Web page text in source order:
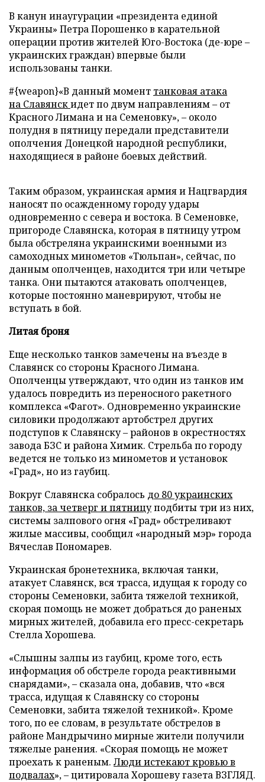
В канун инаугурации «президента единой
Украины» Петра Порошенко в карательной
операции против жителей Юго-Востока (де-юре –
украинских граждан) впервые были
использованы танки.
#{weapon}«В данный момент танковая атака
на Славянскидет по двум направлениям– от
Красного Лимана и на Семеновку»,– около
полудня в пятницу передали представители
ополчения Донецкой народной республики,
находящиеся в районе боевых действий.
Таким образом, украинская армия и Нацгвардия
наносят по осажденному городу удары
одновременно с севера и востока. В Семеновке,
пригороде Славянска, которая в пятницу утром
была обстреляна украинскими военными из
самоходных минометов «Тюльпан», сейчас, по
данным ополченцев, находится три или четыре
танка. Они пытаются атаковать ополченцев,
которые постоянно маневрируют, чтобы не
вступать в бой.
Литая броня
Еще несколько танков замечены на въезде в
Славянск со стороны Красного Лимана.
Ополченцы утверждают, что один из танков им
удалось повредить из переносного ракетного
комплекса «Фагот». Одновременно украинские
силовики продолжают артобстрел других
подступов к Славянску – районов в окрестностях
завода БЗС и района Химик. Стрельба по городу
ведется не только из минометов и установок
«Град», но из гаубиц.
Вокруг Славянска собралось до 80 украинских
танков, за четверг и пятницуподбиты три из них,
системы залпового огня «Град» обстреливают
жилые массивы, сообщил «народный мэр» города
Вячеслав Пономарев.
Украинская бронетехника, включая танки,
атакует Славянск, вся трасса, идущая к городу со
стороны Семеновки, забита тяжелой техникой,
скорая помощь не может добраться до раненых
мирных жителей, добавила его пресс-секретарь
Стелла Хорошева.
«Слышны залпы из гаубиц, кроме того, есть
информация об обстреле города реактивными
снарядами»,– сказала она, добавив, что «вся
трасса, идущая к Славянску со стороны
Семеновки, забита тяжелой техникой». Кроме
того, по ее словам, в результате обстрелов в
районе Мандрычино мирные жители получили
тяжелые ранения. «Скорая помощь не может
проехать к раненым. Люди истекают кровью в
подвалах»,–цитировала Хорошеву газета ВЗГЛЯД.